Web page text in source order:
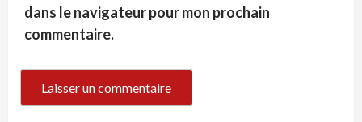
dans le navigateur pour mon prochain
commentaire.